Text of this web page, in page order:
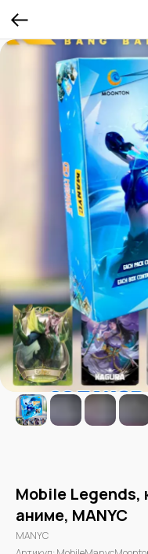
Mobile Legends,
аниме, MANYC
MANYC